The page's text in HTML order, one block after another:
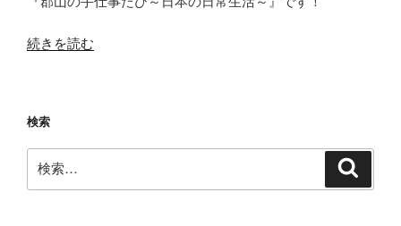
験！！
べ
村
イ
ン
“【タ
の
お
客
様】
続きを読む
検索
索: